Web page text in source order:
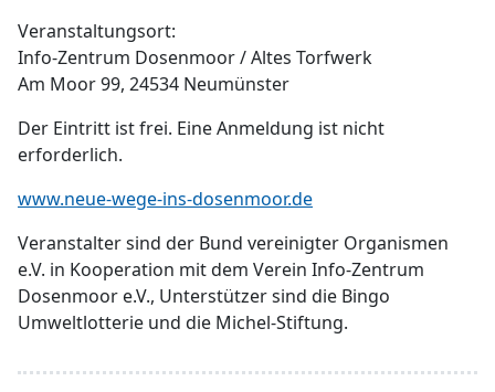
Veranstaltungsort:
Info-Zentrum Dosenmoor / Altes Torfwerk
Am Moor 99, 24534 Neumünster
Der Eintritt ist frei. Eine Anmeldung ist nicht
erforderlich.
www.neue-wege-ins-dosenmoor.de
Veranstalter sind der Bund vereinigter Organismen
e.V. in Kooperation mit dem Verein Info-Zentrum
Dosenmoor e.V., Unterstützer sind die Bingo
Umweltlotterie und die Michel-Stiftung.